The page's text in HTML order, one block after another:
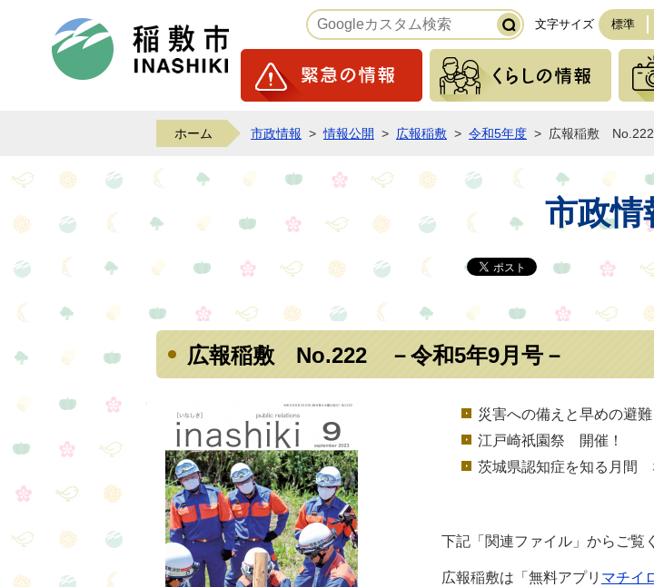
稲敷市ホームページ 文字サイズ 標準
緊急の情報 くら
ホーム 市政情報 > 情報公開 > 広報稲敷 > 令和5年度 > 広報稲敷
市政情
広報稲敷 No.222 －令和5年9月号－
災害への備えと早めの避難
江戸崎祇園祭 開催！
茨城県認知症を知る月間
下記「関連ファイル」からご覧
広報稲敷は「無料アプリ マチイ